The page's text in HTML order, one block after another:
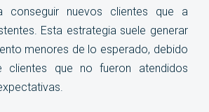
conseguir nuevos clientes que a
Esta estrategia suele generar
menores de lo esperado, debido
clientes que no fueron atendidos